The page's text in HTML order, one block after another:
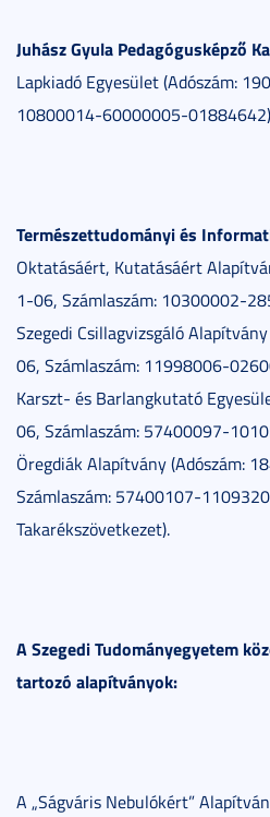
Juhász Gyula Pedagógusképző
Lapkiadó Egyesület (Adószám:
10800014-60000005-
Természettudományi és
Oktatásáért, Kutatásáért
1-06, Számlaszám: 10300002-
Szegedi Csillagvizsgáló
06, Számlaszám: 11998006-
Karszt- és Barlangkutató
06, Számlaszám: 57400097-
Öregdiák Alapítvány (Adószám:
Számlaszám: 57400107-
Takarékszövetkezet).
A Szegedi Tudományegyetem
tartozó alapítványok:
A „Ságváris Nebulókért”